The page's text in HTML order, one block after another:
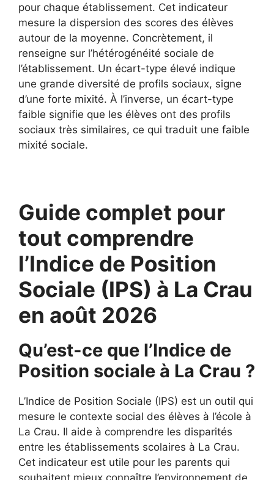
pour chaque établissement. Cet indicateur
mesure la dispersion des scores des élèves
autour de la moyenne. Concrètement, il
renseigne sur l’hétérogénéité sociale de
l’établissement. Un écart-type élevé indique
une grande diversité de profils sociaux, signe
d’une forte mixité. À l’inverse, un écart-type
faible signifie que les élèves ont des profils
sociaux très similaires, ce qui traduit une faible
mixité sociale.
Guide complet pour
tout comprendre
l’Indice de Position
Sociale (IPS) à La Crau
en août 2026
Qu’est-ce que l’Indice de
Position sociale à La Crau ?
L’Indice de Position Sociale (IPS) est un outil qui
mesure le contexte social des élèves à l’école à
La Crau. Il aide à comprendre les disparités
entre les établissements scolaires à La Crau.
Cet indicateur est utile pour les parents qui
souhaitent mieux connaître l’environnement de